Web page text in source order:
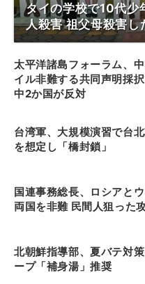
タイの学校で10代少
人殺害 祖父母殺害し
太平洋諸島フォーラム、
イル非難する共同声明採
中2か国が反対
台湾軍、大規模演習で台
を想定し「橋封鎖」
国連事務総長、ロシアと
両国を非難 民間人狙った
北朝鮮指導部、夏バテ対
ープ「補身湯」推奨